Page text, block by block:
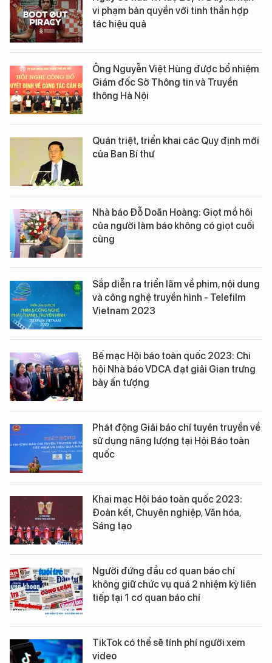
vi phạm bản quyền với tinh thần hợp
tác hiệu quả
Ông Nguyễn Việt Hùng được bổ nhiệm
Giám đốc Sở Thông tin và Truyền
thông Hà Nội
Quán triệt, triển khai các Quy định mới
của Ban Bí thư
Nhà báo Đỗ Doãn Hoàng: Giọt mồ hôi
của người làm báo không có giọt cuối
cùng
Sắp diễn ra triển lãm về phim, nội dung
và công nghệ truyền hình - Telefilm
Vietnam 2023
Bế mạc Hội báo toàn quốc 2023: Chi
hội Nhà báo VDCA đạt giải Gian trưng
bày ấn tượng
Phát động Giải báo chí tuyên truyền về
sử dụng năng lượng tại Hội Báo toàn
quốc
Khai mạc Hội báo toàn quốc 2023:
Đoàn kết, Chuyên nghiệp, Văn hóa,
Sáng tạo
Người đứng đầu cơ quan báo chí
không giữ chức vụ quá 2 nhiệm kỳ liên
tiếp tại 1 cơ quan báo chí
TikTok có thể sẽ tính phí người xem
video